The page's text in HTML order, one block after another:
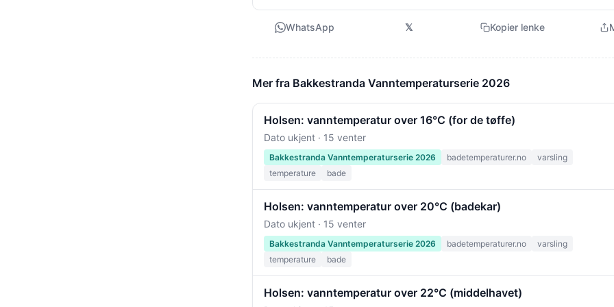
WhatsApp 𝕏 Kopier lenke
Mer fra Bakkestranda Vanntemperaturserie 2026
Holsen: vanntemperatur over 16°C (for de tøffe)
Dato ukjent · 15 venter
Bakkestranda Vanntemperaturserie 2026 badetemperaturer.no
varsling
temperature
bade
Holsen: vanntemperatur over 20°C (badekar)
Dato ukjent · 15 venter
Bakkestranda Vanntemperaturserie 2026 badetemperaturer.no
varsling
temperature
bade
Holsen: vanntemperatur over 22°C (middelhavet)